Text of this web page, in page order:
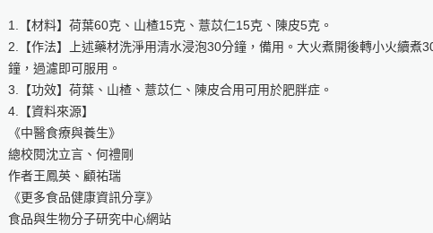
1.【材料】荷葉60克、山楂15克、薏苡仁15克、陳皮5克。
2.【作法】上述藥材洗淨用清水浸泡30分鐘，備用。大火煮開後轉小火續煮
鐘，過濾即可服用。
3.【功效】荷葉、山楂、薏苡仁、陳皮合用可用於肥胖症。
4.【資料來源】
《中醫食療與養生》
總校閱沈立言、何禮剛
作者王鳳英、顧祐瑞
《更多食品健康資訊分享》
食品與生物分子研究中心網站